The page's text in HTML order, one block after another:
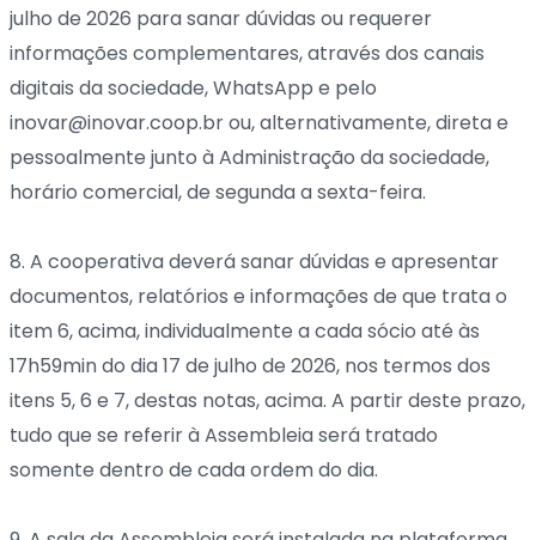
julho de 2026 para sanar dúvidas ou requerer
informações complementares, através dos canais
digitais da sociedade, WhatsApp e pelo
inovar@inovar.coop.br ou, alternativamente, direta e
pessoalmente junto à Administração da sociedade,
horário comercial, de segunda a sexta-feira.
8. A cooperativa deverá sanar dúvidas e apresentar
documentos, relatórios e informações de que trata o
item 6, acima, individualmente a cada sócio até às
17h59min do dia 17 de julho de 2026, nos termos dos
itens 5, 6 e 7, destas notas, acima. A partir deste prazo,
tudo que se referir à Assembleia será tratado
somente dentro de cada ordem do dia.